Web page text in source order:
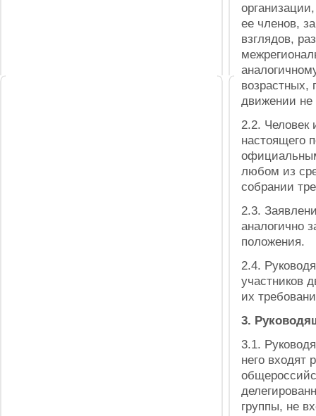
ее членов,
взглядов,
возрастных,
движении не
2.2. Человек
настоящего
любом из
собрании
2.3.
аналогично
положения.
2.4.
участников
их
3.
3.1.
него входят
группы, не